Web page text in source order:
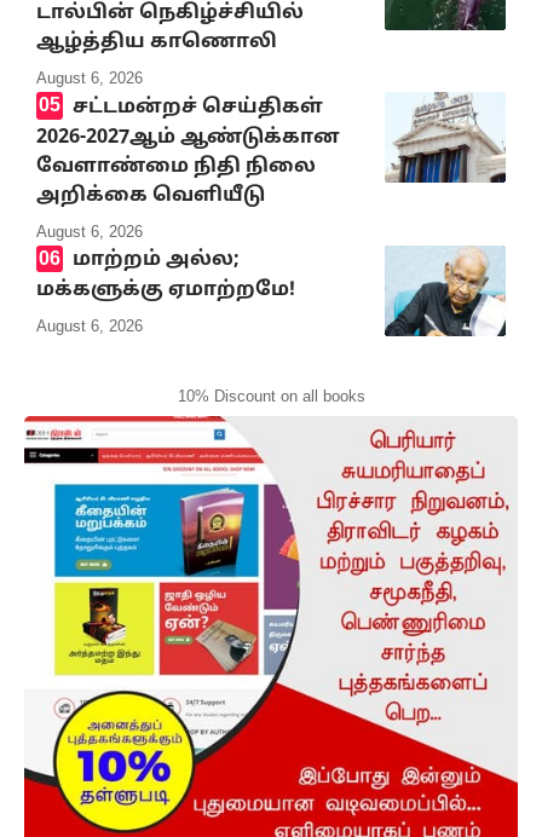
டால்பின் நெகிழ்ச்சியில்
ஆழ்த்திய காணொலி
August 6, 2026
சட்டமன்றச் செய்திகள்
2026-2027ஆம் ஆண்டுக்கான
வேளாண்மை நிதி நிலை
அறிக்கை வெளியீடு
August 6, 2026
மாற்றம் அல்ல;
மக்களுக்கு ஏமாற்றமே!
August 6, 2026
10% Discount on all books